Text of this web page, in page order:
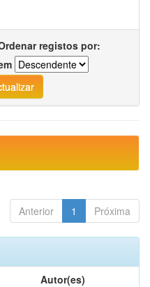
registos por:
Anterior 1 Próxima
Autor(es)